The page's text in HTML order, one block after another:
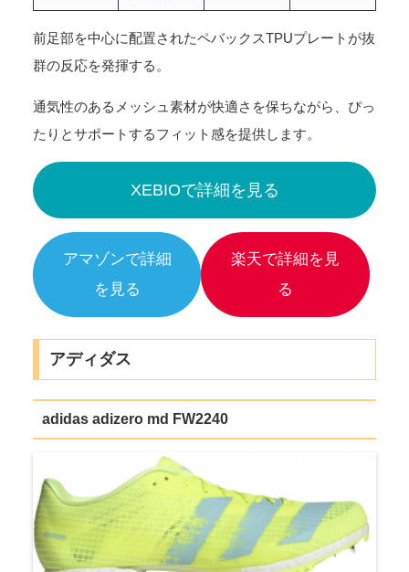
前足部を中心に配置されたペバックスTPUプレートが抜
群の反応を発揮する。
通気性のあるメッシュ素材が快適さを保ちながら、ぴっ
たりとサポートするフィット感を提供します。
XEBIOで詳細を見る
アマゾンで詳細
を見る
楽天で詳細を見
る
アディダス
adidas adizero md FW2240